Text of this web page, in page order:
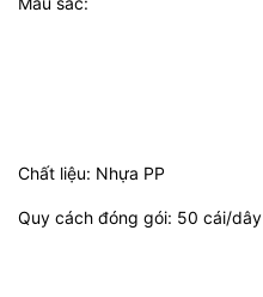
Chất liệu: Nhựa PP
Quy cách đóng gói: 50 cái/dây